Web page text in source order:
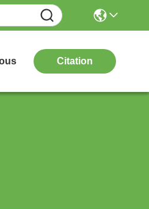
Citation